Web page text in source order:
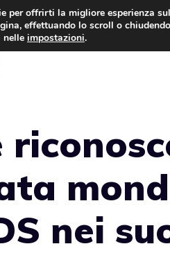
nei
per offrirti la migliore esperienza
effettuando lo scroll o
nelle impostazioni.